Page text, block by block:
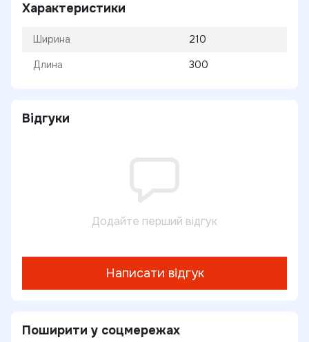
Характеристики
Ширина 210
Длина 300
Відгуки
Додайте перший відгук
Написати відгук
Поширити у соцмережах